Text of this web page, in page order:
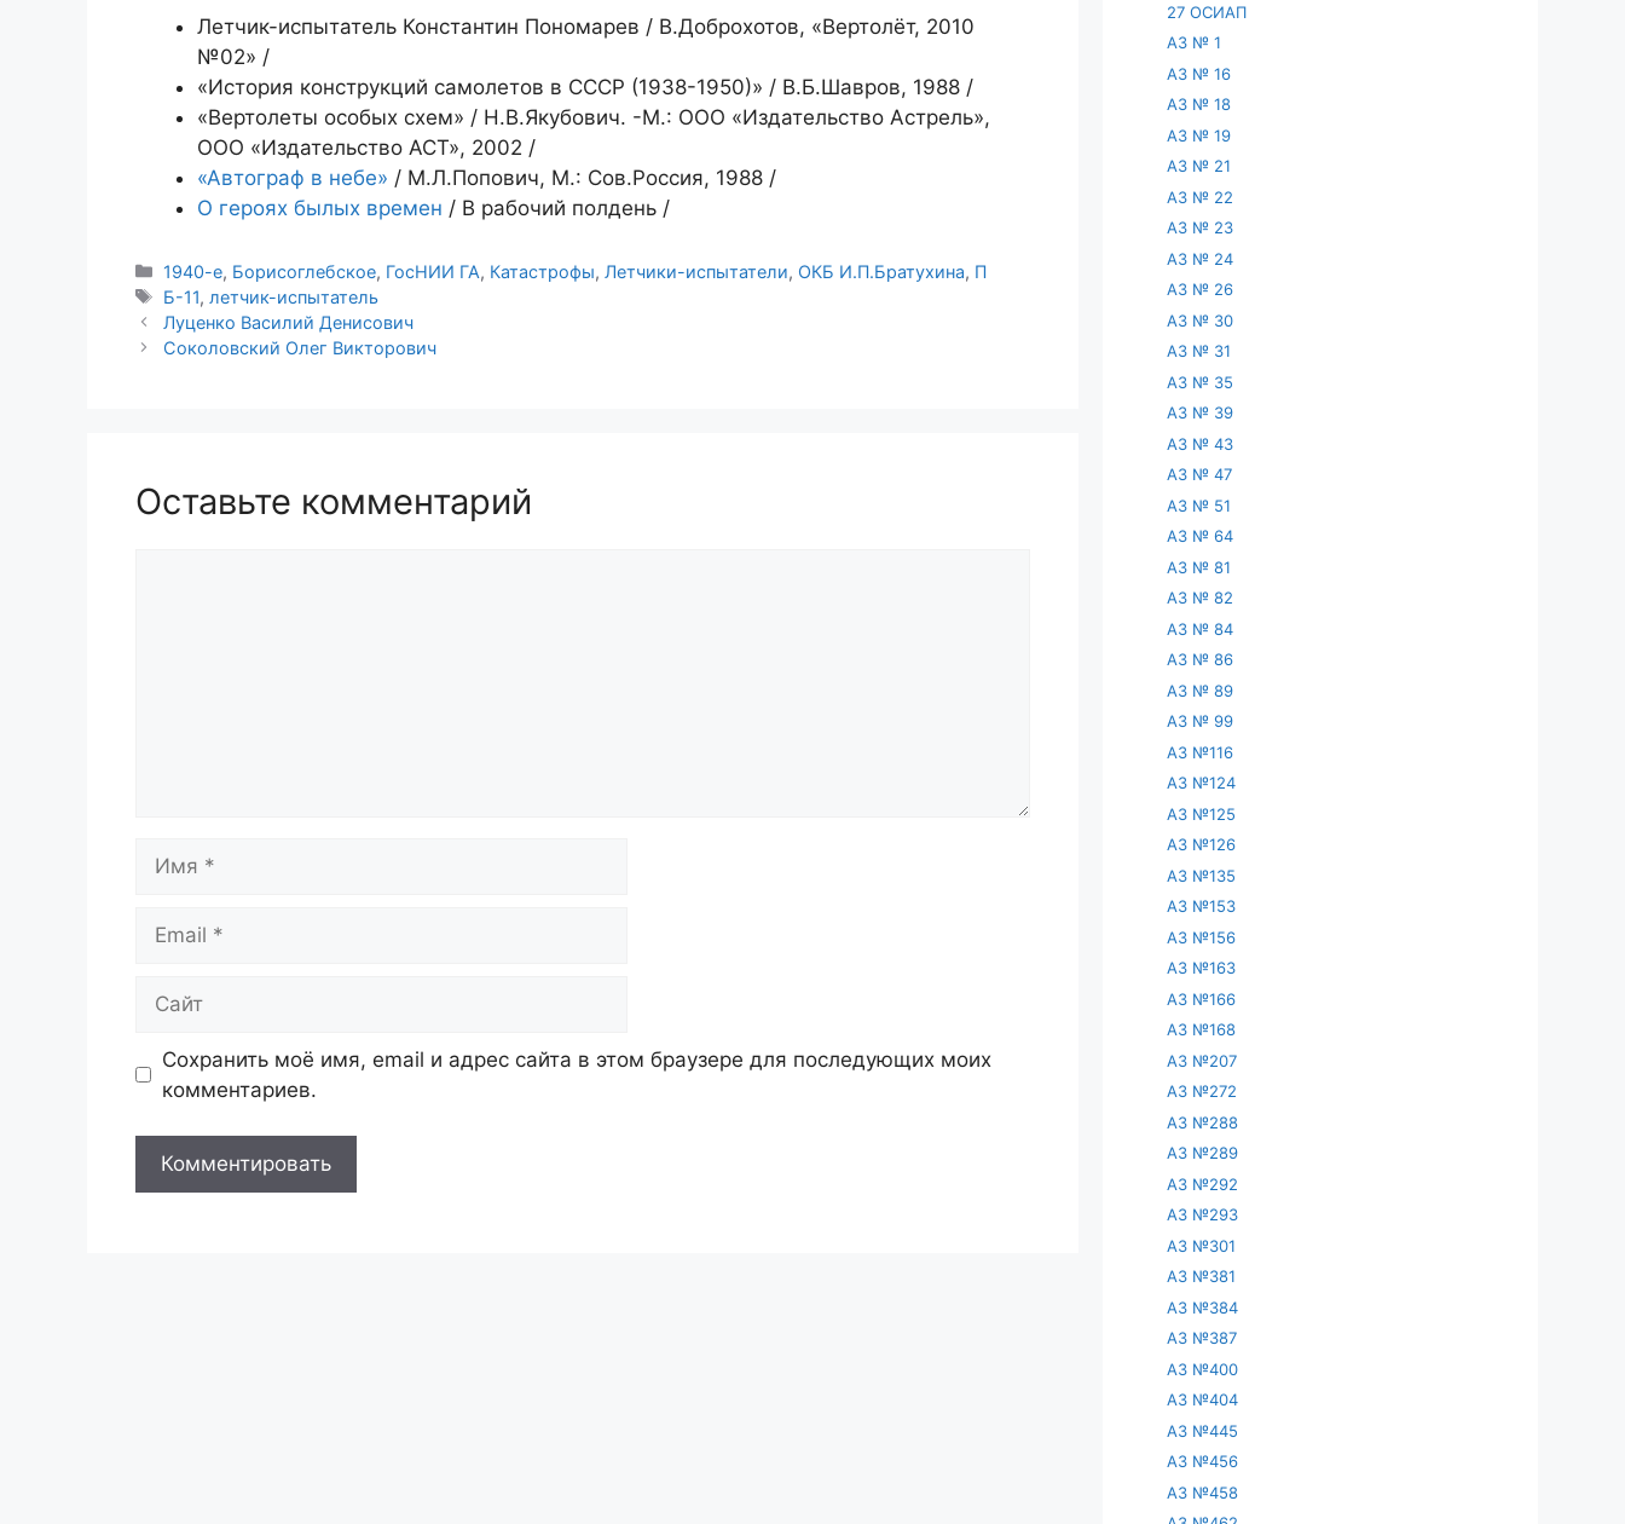
Летчик-испытатель Константин Пономарев / В.Доброхотов, «Вертолёт, 2010
№02» /
«История конструкций самолетов в СССР (1938-1950)» / В.Б.Шавров, 1988 /
«Вертолеты особых схем» / Н.В.Якубович. -М.: ООО «Издательство Астрель»,
ООО «Издательство АСТ», 2002 /
«Автограф в небе» / М.Л.Попович, М.: Сов.Россия, 1988 /
О героях былых времен / В рабочий полдень /
Рубрики
1940-е, Борисоглебское, ГосНИИ ГА, Катастрофы,Летчики-испытатели, ОКБ И.П.Братухина, П
Метки
Б-11, летчик-испытатель
Луценко Василий Денисович
Соколовский Олег Викторович
Оставьте комментарий
Сохранить моё имя, email и адрес сайта в этом браузере для последующих моих
комментариев.
27 ОСИАП
АЗ № 1
АЗ № 16
АЗ № 18
АЗ № 19
АЗ № 21
АЗ № 22
АЗ № 23
АЗ № 24
АЗ № 26
АЗ № 30
АЗ № 31
АЗ № 35
АЗ № 39
АЗ № 43
АЗ № 47
АЗ № 51
АЗ № 64
АЗ № 81
АЗ № 82
АЗ № 84
АЗ № 86
АЗ № 89
АЗ № 99
АЗ №116
АЗ №124
АЗ №125
АЗ №126
АЗ №135
АЗ №153
АЗ №156
АЗ №163
АЗ №166
АЗ №168
АЗ №207
АЗ №272
АЗ №288
АЗ №289
АЗ №292
АЗ №293
АЗ №301
АЗ №381
АЗ №384
АЗ №387
АЗ №400
АЗ №404
АЗ №445
АЗ №456
АЗ №458